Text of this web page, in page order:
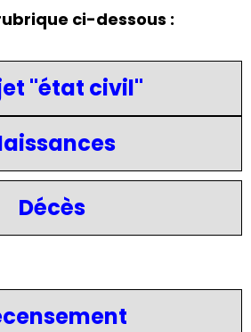
ci-dessous :
"état civil"
Décès